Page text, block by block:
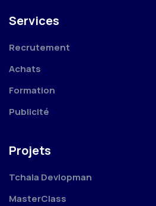
Services
Recrutement
Achats
Formation
Publicité
Projets
Tchala Devlopman
MasterClass